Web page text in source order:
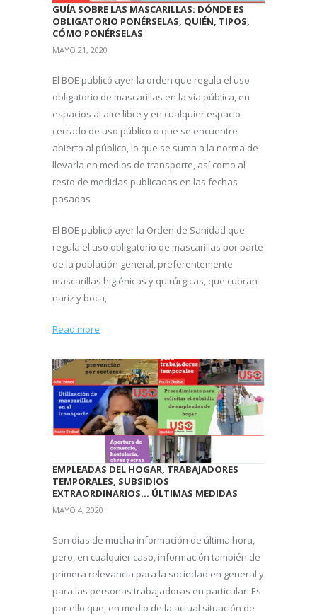
GUÍA SOBRE LAS MASCARILLAS: DÓNDE ES
OBLIGATORIO PONÉRSELAS, QUIÉN, TIPOS,
CÓMO PONÉRSELAS
MAYO 21, 2020
El BOE publicó ayer la orden que regula el uso
obligatorio de mascarillas en la vía pública, en
espacios al aire libre y en cualquier espacio
cerrado de uso público o que se encuentre
abierto al público, lo que se suma a la norma de
llevarla en medios de transporte, así como al
resto de medidas publicadas en las fechas
pasadas
El BOE publicó ayer la Orden de Sanidad que
regula el uso obligatorio de mascarillas por parte
de la población general, preferentemente
mascarillas higiénicas y quirúrgicas, que cubran
nariz y boca,
Read more
EMPLEADAS DEL HOGAR, TRABAJADORES
TEMPORALES, SUBSIDIOS
EXTRAORDINARIOS… ÚLTIMAS MEDIDAS
MAYO 4, 2020
Son días de mucha información de última hora,
pero, en cualquier caso, información también de
primera relevancia para la sociedad en general y
para las personas trabajadoras en particular. Es
por ello que, en medio de la actual situación de